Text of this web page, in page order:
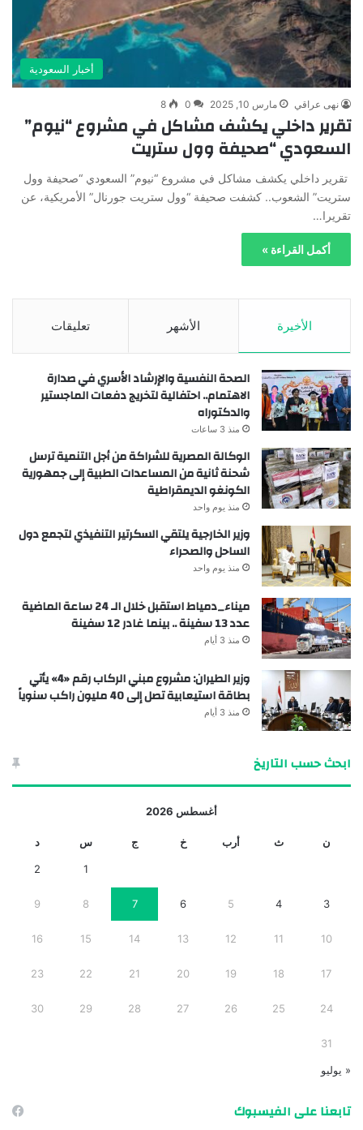
أخبار السعودية
نهى عراقي مارس 10, 2025 0
8
تقرير داخلي يكشف مشاكل في مشروع “نيوم”
السعودي “صحيفة وول ستريت
تقرير داخلي يكشف مشاكل في مشروع “نيوم” السعودي “صحيفة وول
ستريت” الشعوب.. كشفت صحيفة “وول ستريت جورنال” الأمريكية، عن
تقريرا…
أكمل القراءة »
الأخيرة الأشهر تعليقات
الصحة النفسية والإرشاد الأسري في صدارة
الاهتمام.. احتفالية لتخريج دفعات الماجستير
والدكتوراه
منذ 3 ساعات
الوكالة المصرية للشراكة من أجل التنمية ترسل
شحنة ثانية من المساعدات الطبية إلى جمهورية
الكونغو الديمقراطية
منذ يوم واحد
وزير الخارجية يلتقي السكرتير التنفيذي لتجمع دول
الساحل والصحراء
منذ يوم واحد
ميناء_دمياط استقبل خلال الـ 24 ساعة الماضية
عدد 13 سفينة .. بينما غادر 12 سفينة
منذ 3 أيام
وزير الطيران: مشروع مبني الركاب رقم «4» يأتي
بطاقة استيعابية تصل إلى 40 مليون راكب سنوياً
منذ 3 أيام
ابحث حسب التاريخ
أغسطس 2026
ن ث أرب خ ج س د
1
2
3
4
5
6
7
8
9
10
11
12
13
14
15
16
17
18
19
20
21
22
23
24
25
26
27
28
29
30
31
« يوليو
تابعنا على الفيسبوك